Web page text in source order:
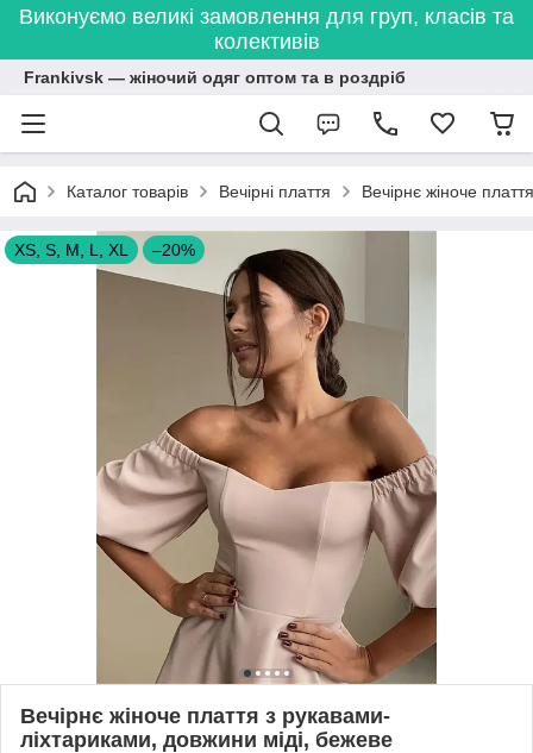
Виконуємо великі замовлення для груп, класів та
колективів
Frankivsk — жіночий одяг оптом та в роздріб
Каталог товарів Вечірні плаття Вечірнє жіноче
XS, S, M, L, XL –20%
Вечірнє жіноче плаття з рукавами-
ліхтариками, довжини міді, бежеве